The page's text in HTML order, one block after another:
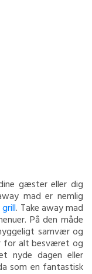
gæster eller dig
mad er nemlig
grill. Take away mad
På den måde
samvær og
for alt besværet og
nyde dagen eller
som en fantastisk